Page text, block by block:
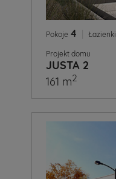
Pokoje 4 Łazienki
Projekt domu
JUSTA 2
161 m2